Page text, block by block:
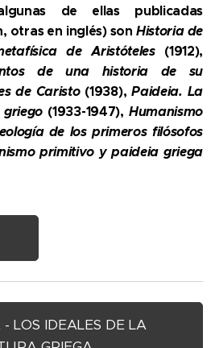
de ellas publicadas
otras en inglés) sonHistoria de
de Aristóteles(1912),
de una historia de su
de Caristo(1938),Paideia. La
(1933-1947), Humanismo
de los primeros filósofos
primitivo y paideia griega
LOS IDEALES DE LA